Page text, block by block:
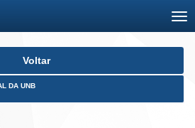
Voltar
DA UNB